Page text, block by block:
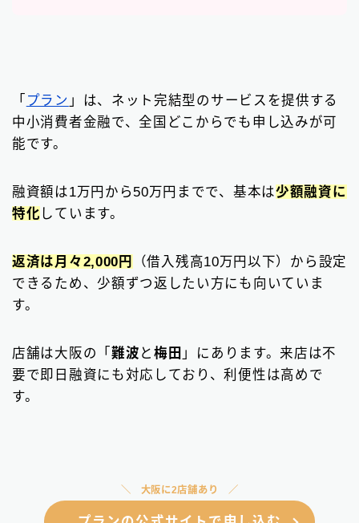
「 プラン 」は、ネット完結型のサービスを提供する
中小消費者金融で、全国どこからでも申し込みが可
能です。
融資額は1万円から50万円までで、基本は少額融資に
特化 しています。
返済は月々2,000円
（借入残高10万円以下）から設定
できるため、少額ずつ返したい方にも向いていま
す。
店舗は大阪の「 難波 と梅田 」にあります。来店は不
要で即日融資にも対応しており、利便性は高めで
す。
大阪に2店舗あり